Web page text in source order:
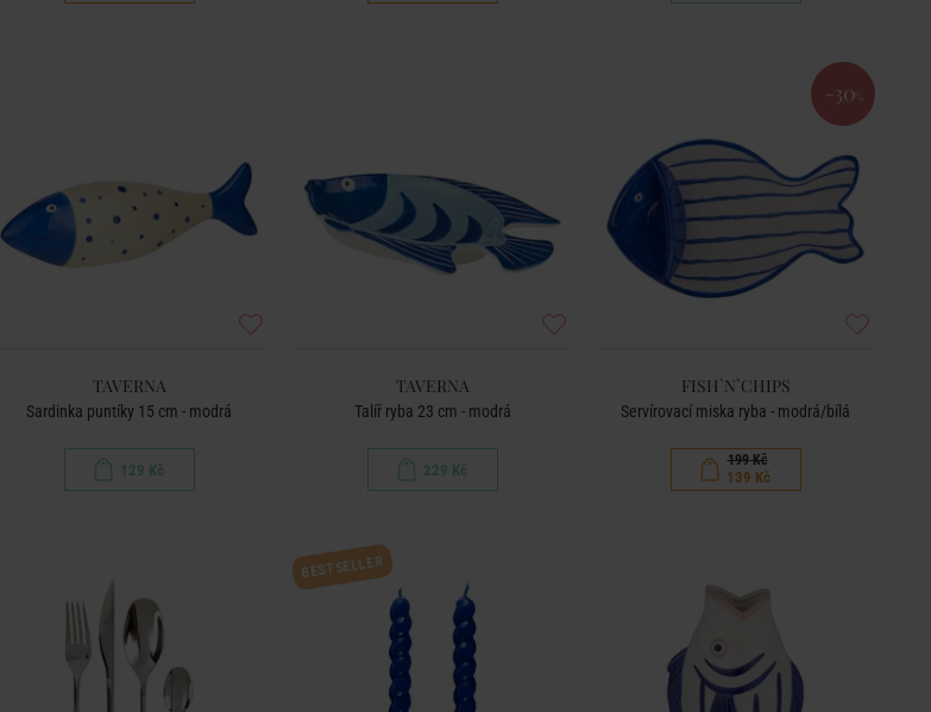
TAVERNA
Sardinka puntíky 15 cm - modrá
129 Kč
TAVERNA
Talíř ryba 23 cm - modrá
229 Kč
-30 %
FISH`N`CHIPS
Servírovací miska ryba - modrá/bílá
199 Kč
139 Kč
BESTSELLER